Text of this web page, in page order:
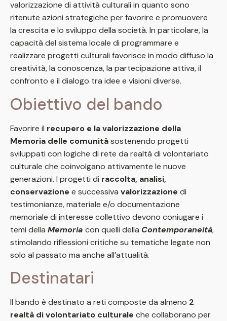
valorizzazione di attività culturali in quanto sono
ritenute azioni strategiche per favorire e promuovere
la crescita e lo sviluppo della società. In particolare, la
capacità del sistema locale di programmare e
realizzare progetti culturali favorisce in modo diffuso la
creatività, la conoscenza, la partecipazione attiva, il
confronto e il dialogo tra idee e visioni diverse.
Obiettivo del bando
Favorire il recupero e la valorizzazione della
Memoria delle comunitàsostenendo progetti
sviluppati con logiche di rete da realtà di volontariato
culturale che coinvolgano attivamente le nuove
generazioni. I progetti di raccolta, analisi,
conservazione e successiva valorizzazione di
testimonianze, materiale e/o documentazione
memoriale di interesse collettivo devono coniugare i
temi della Memoria con quelli della Contemporaneità,
stimolando riflessioni critiche su tematiche legate non
solo al passato ma anche all’attualità.
Destinatari
Il bando è destinato a reti composte da almeno 2
realtà di volontariato culturale che collaborano per